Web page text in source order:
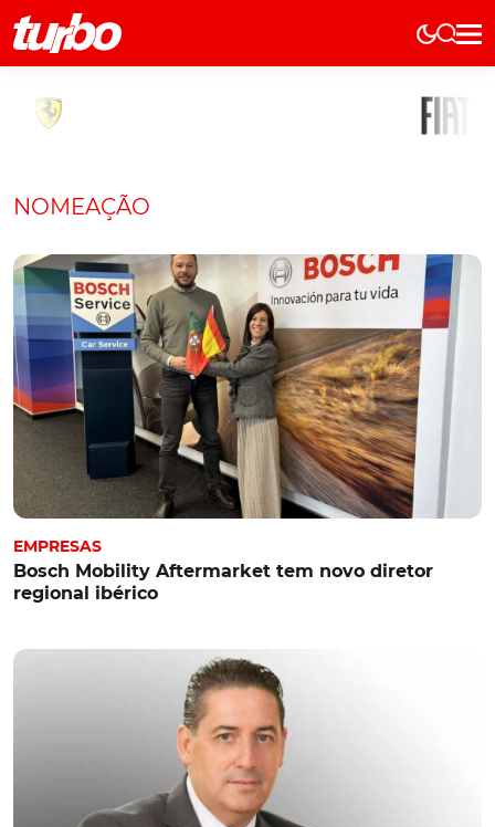
Elétricos
Marcas
História
Comerciais
Curiosidades
Elétricos
Técnica
Testes
NOMEAÇÃO
EMPRESAS
Bosch Mobility Aftermarket tem novo diretor
regional ibérico